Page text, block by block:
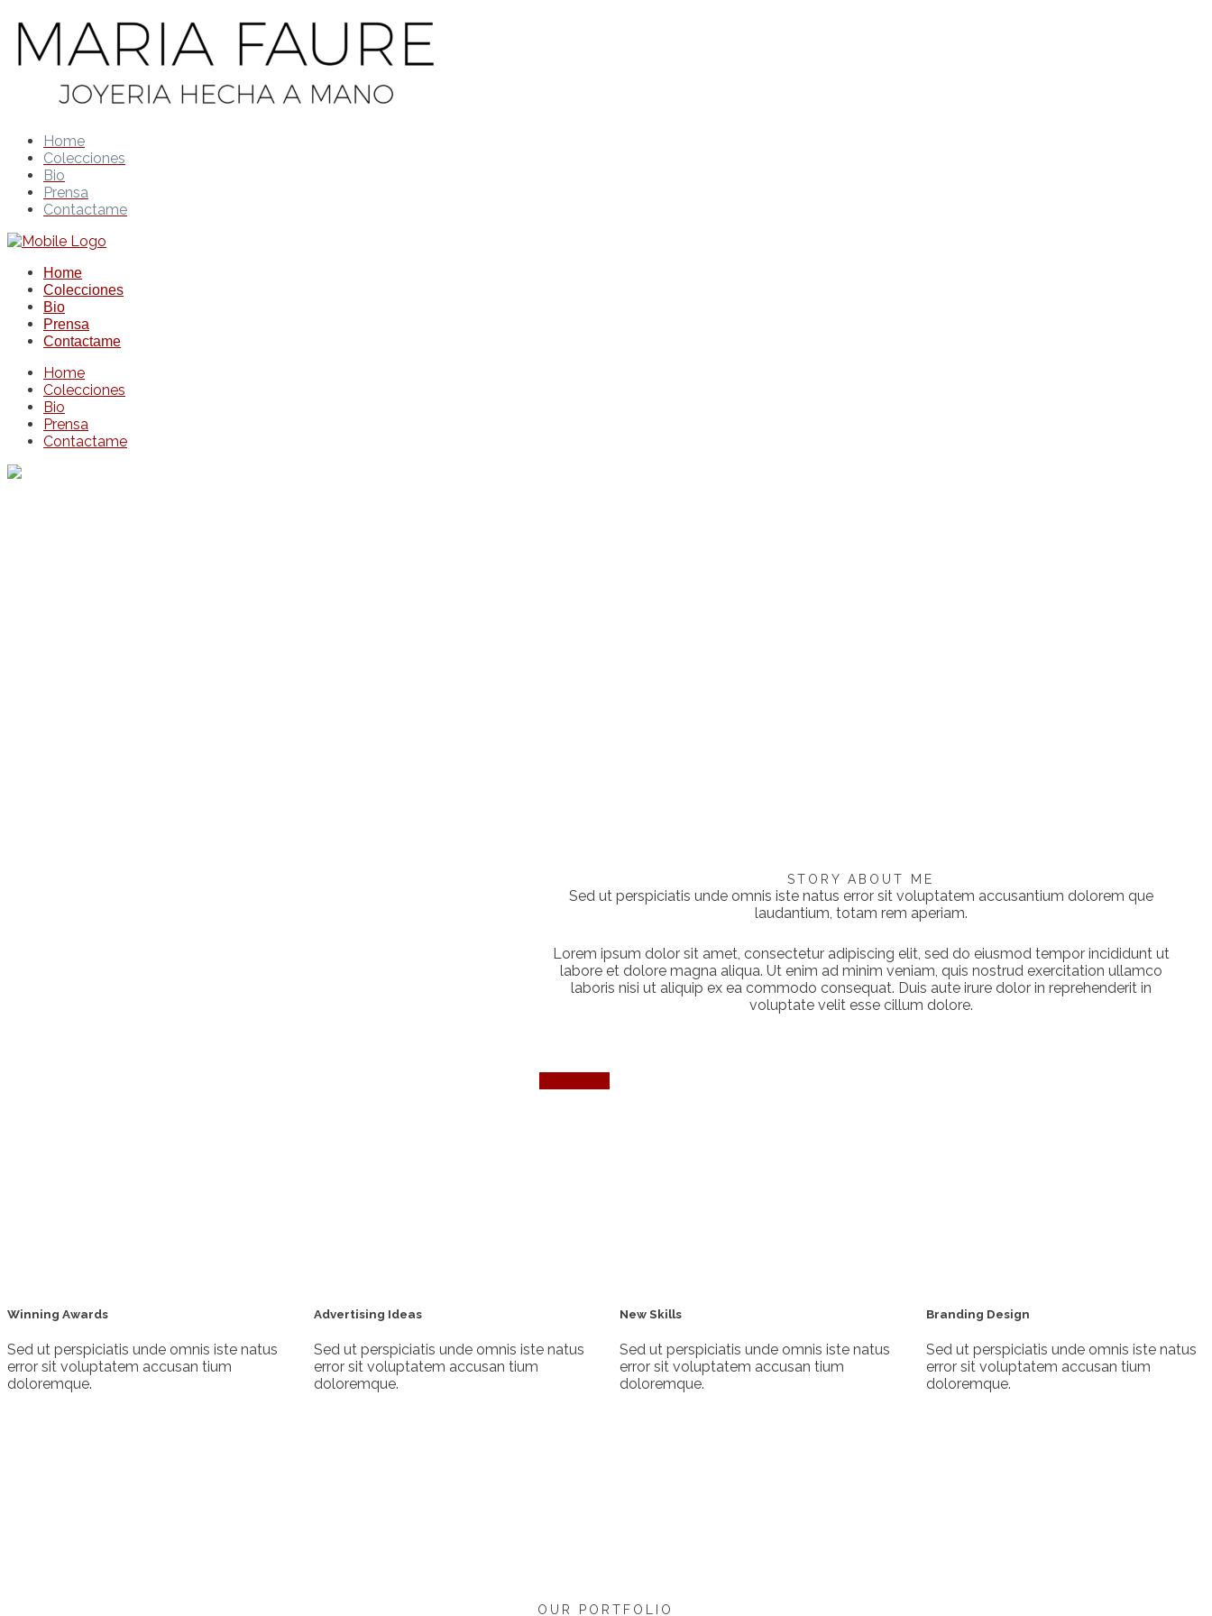
Home
Colecciones
Bio
Prensa
Contactame
Home
Colecciones
Bio
Prensa
Contactame
Home
Colecciones
Bio
Prensa
Contactame
STORY ABOUT ME
Sed ut perspiciatis unde omnis iste natus error sit voluptatem accusantium dolorem que
laudantium, totam rem aperiam.
Lorem ipsum dolor sit amet, consectetur adipiscing elit, sed do eiusmod tempor incididunt ut
labore et dolore magna aliqua. Ut enim ad minim veniam, quis nostrud exercitation ullamco
laboris nisi ut aliquip ex ea commodo consequat. Duis aute irure dolor in reprehenderit in
voluptate velit esse cillum dolore.
Winning Awards
Sed ut perspiciatis unde omnis iste natus
error sit voluptatem accusan tium
doloremque.
Advertising Ideas
Sed ut perspiciatis unde omnis iste natus
error sit voluptatem accusan tium
doloremque.
New Skills
Sed ut perspiciatis unde omnis iste natus
error sit voluptatem accusan tium
doloremque.
Branding Design
Sed ut perspiciatis unde omnis iste natus
error sit voluptatem accusan tium
doloremque.
OUR PORTFOLIO